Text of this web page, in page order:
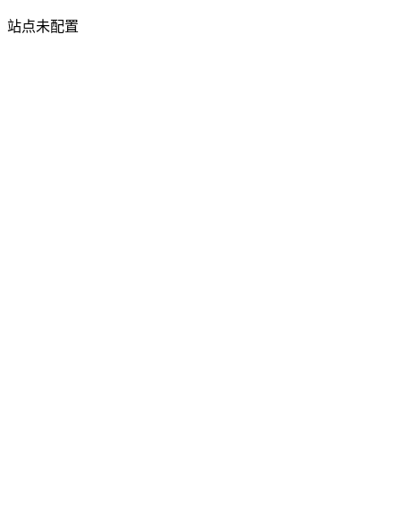
站点未配置